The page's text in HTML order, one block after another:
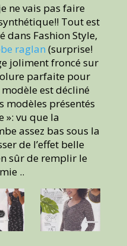
ne vais pas faire
Tout est
dans Fashion Style,
raglan (surprise!
joliment froncé sur
parfaite pour
est décliné
modèles présentés
»: vu que la
assez bas sous la
de l’effet belle
sûr de remplir le
..